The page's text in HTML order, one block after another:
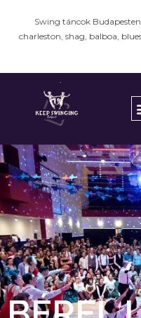
Swing táncok
charleston, shag, balboa,